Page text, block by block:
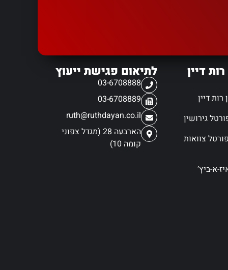
דיין
דיין
צוואות
א-ביץ’
לתיאום פגישת ייעוץ
03-6708888
03-6708889
ruth@ruthdayan.co.il
הארבעה 28 (מגדל צפוני
קומה 10)